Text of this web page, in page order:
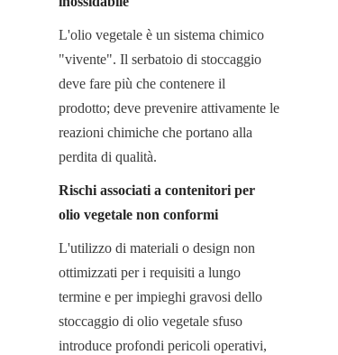
L'olio vegetale è un sistema chimico
"vivente". Il serbatoio di stoccaggio
deve fare più che contenere il
prodotto; deve prevenire attivamente le
reazioni chimiche che portano alla
perdita di qualità.
Rischi associati a contenitori per
olio vegetale non conformi
L'utilizzo di materiali o design non
ottimizzati per i requisiti a lungo
termine e per impieghi gravosi dello
stoccaggio di olio vegetale sfuso
introduce profondi pericoli operativi,